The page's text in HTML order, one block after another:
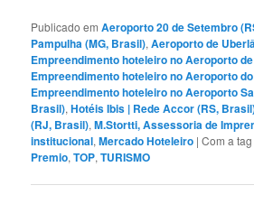
Publicado em Aeroporto 20 de Setembro
Pampulha (MG, Brasil),Aeroporto de
Empreendimento hoteleiro no Aeroporto
Empreendimento hoteleiro no Aeroporto
Empreendimento hoteleiro no Aeroporto
Brasil),Hotéis Ibis | Rede Accor (RS,
(RJ, Brasil),M.Stortti, Assessoria de
institucional,Mercado Hoteleiro |Com a
Premio,TOP,TURISMO